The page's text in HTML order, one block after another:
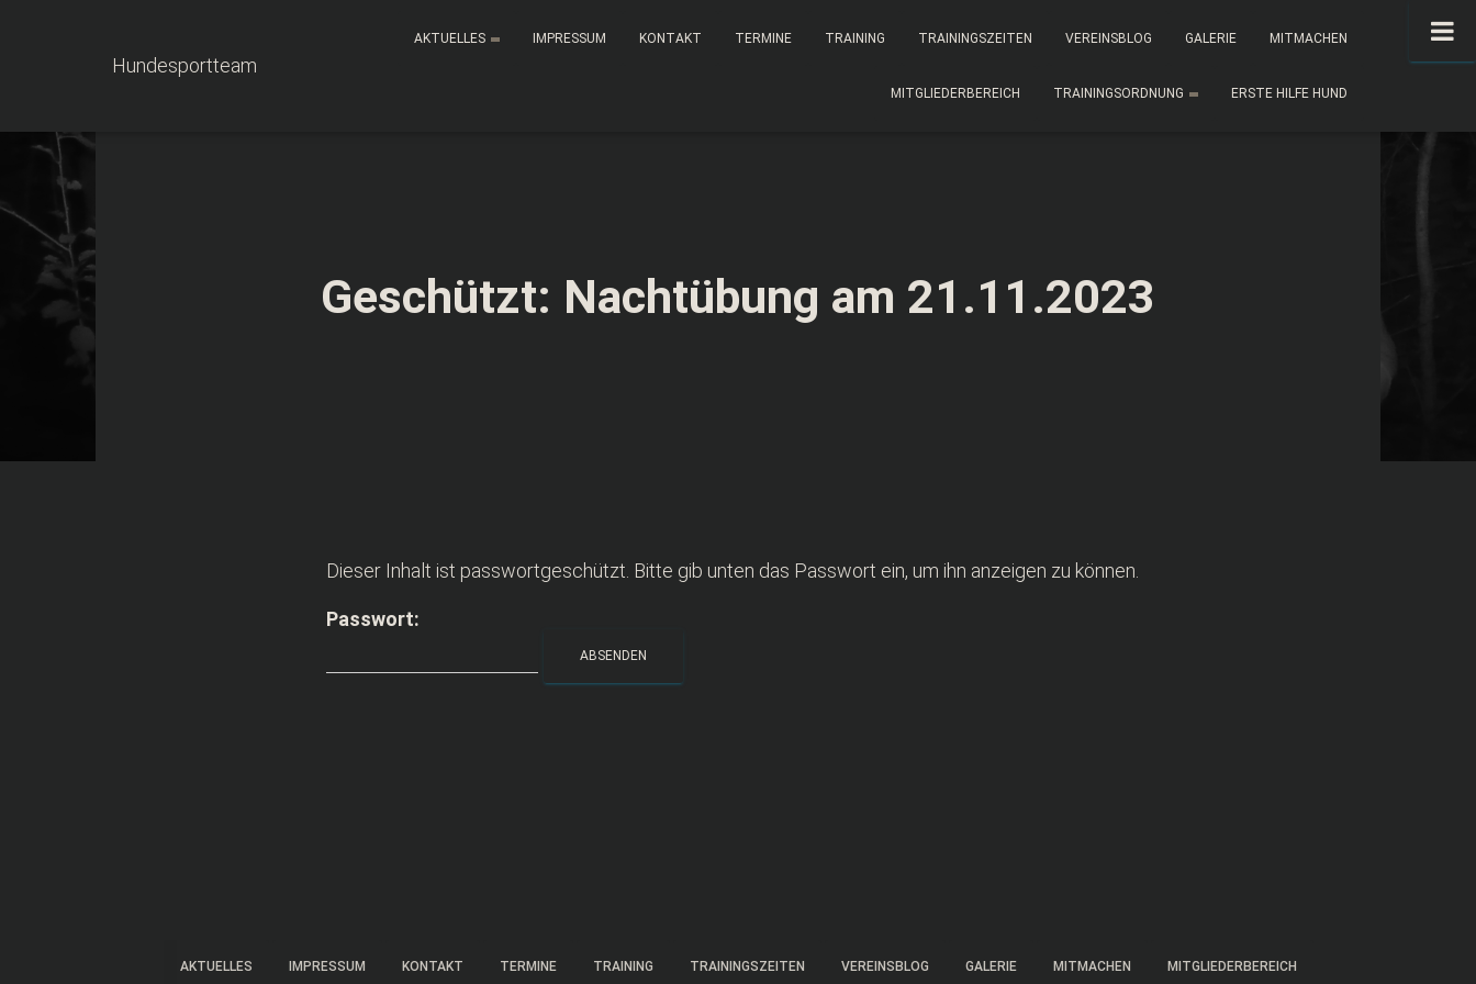
Hundesportteam
AKTUELLES IMPRESSUM KONTAKT TERMINE TRAINING TRAININGSZEITEN VEREINSBLOG GALERIE MITMACHEN
MITGLIEDERBEREICH TRAININGSORDNUNG ERSTE HILFE HUND
Geschützt: Nachtübung am 21.11.2023
Dieser Inhalt ist passwortgeschützt. Bitte gib unten das Passwort ein, um ihn anzeigen zu können.
Passwort:
AKTUELLES IMPRESSUM KONTAKT TERMINE TRAINING TRAININGSZEITEN VEREINSBLOG GALERIE MITMACHEN MITGLIEDERBEREICH